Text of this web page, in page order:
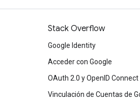
Stack Overflow
Google Identity
Acceder con Google
OAuth 2.0 y OpenID Connect
Vinculación de Cuentas de